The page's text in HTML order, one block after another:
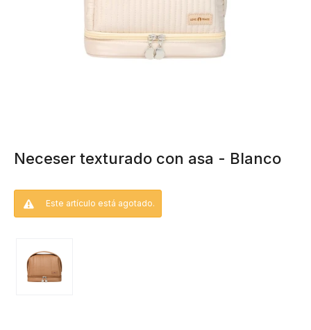
Neceser texturado con asa - Blanco
Este artículo está agotado.